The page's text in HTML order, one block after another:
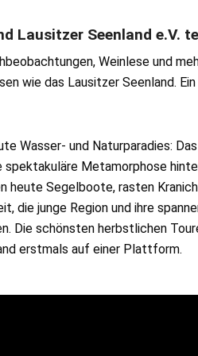
Lausitzer Seenland e.V.
Weinlese und
wie das Lausitzer Seenland.
Wasser- und Naturparadies:
spektakuläre Metamorphose
heute Segelboote, rasten
die junge Region und ihre
Die schönsten herbstlichen
erstmals auf einer Plattform.